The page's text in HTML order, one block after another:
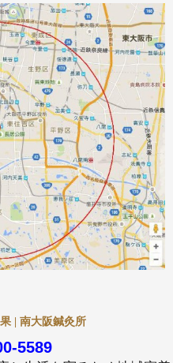
| 南大阪鍼灸所
5589